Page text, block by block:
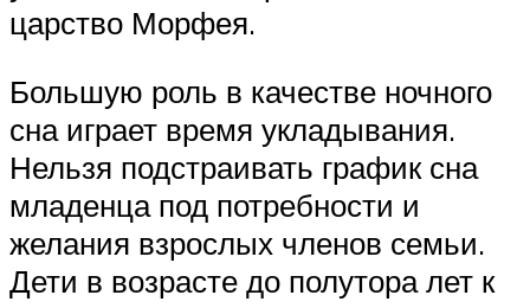
царство Морфея.
Большую роль в качестве ночного
сна играет время укладывания.
Нельзя подстраивать график сна
младенца под потребности и
желания взрослых членов семьи.
Дети в возрасте до полутора лет к